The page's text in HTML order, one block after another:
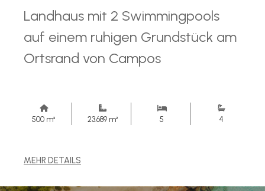
Landhaus mit 2 Swimmingpools
auf einem ruhigen Grundstück am
Ortsrand von Campos
500 m² 23.689 m² 5 4
MEHR DETAILS